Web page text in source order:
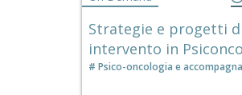
Strategie e progetti
intervento in